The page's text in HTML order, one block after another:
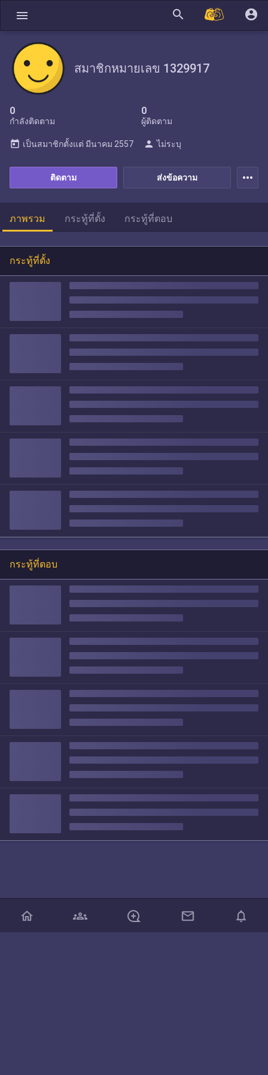
menu search account_circle
สมาชิกหมายเลข 1329917
0
กำลังติดตาม
0
ผู้ติดตาม
ส่งข้อความ
ติดตาม
today เป็นสมาชิกตั้งแต่ มีนาคม 2557 person ไม่ระบุ
more_horiz
ภาพรวม กระทู้ที่ตั้ง กระทู้ที่ตอบ
กระทู้ที่ตั้ง
กระทู้ที่ตอบ